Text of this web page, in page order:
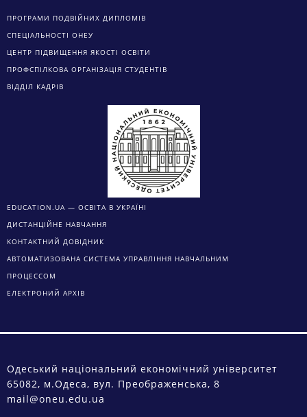
ПРОГРАМИ ПОДВІЙНИХ ДИПЛОМІВ
СПЕЦІАЛЬНОСТІ ОНЕУ
ЦЕНТР ПІДВИЩЕННЯ ЯКОСТІ ОСВІТИ
ПРОФСПІЛКОВА ОРГАНІЗАЦІЯ СТУДЕНТІВ
ВІДДІЛ КАДРІВ
EDUCATION.UA — ОСВІТА В УКРАЇНІ
ДИСТАНЦІЙНЕ НАВЧАННЯ
КОНТАКТНИЙ ДОВІДНИК
АВТОМАТИЗОВАНА СИСТЕМА УПРАВЛІННЯ НАВЧАЛЬНИМ
ПРОЦЕССОМ
ЕЛЕКТРОНИЙ АРХІВ
Одеський національний економічний університет
65082, м.Одеса, вул. Преображенська, 8
mail@oneu.edu.ua